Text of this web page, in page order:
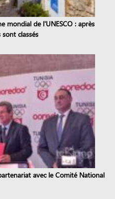
mondial de l'UNESCO : après
classés
avec le Comité National